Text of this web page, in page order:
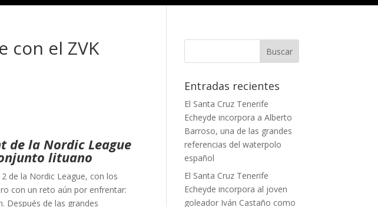
con el ZVK
de la Nordic League
lituano
de la Nordic League, con los
con un reto aún por enfrentar:
Después de las grandes
Entradas recientes
El Santa Cruz Tenerife
Echeyde incorpora a Alberto
Barroso, una de las grandes
referencias del waterpolo
español
El Santa Cruz Tenerife
Echeyde incorpora al joven
goleador Iván Castaño como